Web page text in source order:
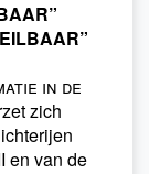
in de
zich
en van de